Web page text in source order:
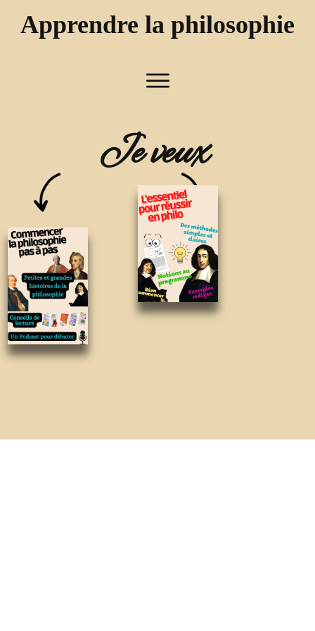
Apprendre la philosophie
Je veux
révision pour bien réussir le bac de philo !
Je veux apprendre